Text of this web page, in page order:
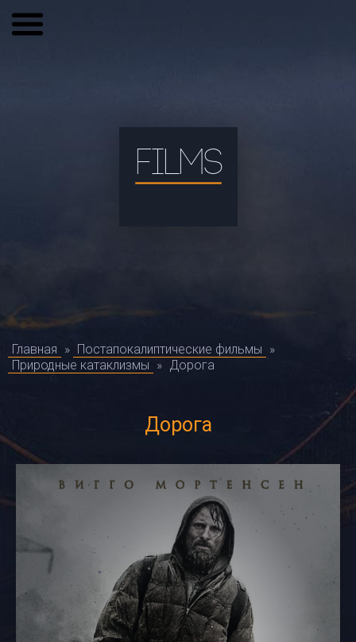
FILMS
Главная » Постапокалиптические фильмы »
Природные катаклизмы » Дорога
Дорога